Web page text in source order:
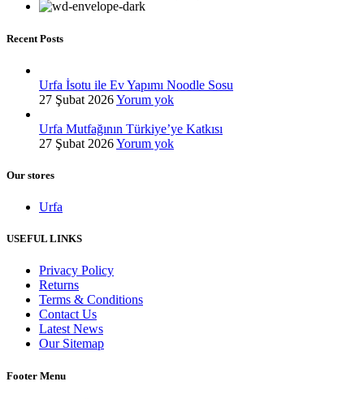
Recent Posts
Urfa İsotu ile Ev Yapımı Noodle Sosu
27 Şubat 2026Yorum yok
Urfa Mutfağının Türkiye’ye Katkısı
27 Şubat 2026Yorum yok
Our stores
Urfa
USEFUL LINKS
Privacy Policy
Returns
Terms & Conditions
Contact Us
Latest News
Our Sitemap
Footer Menu